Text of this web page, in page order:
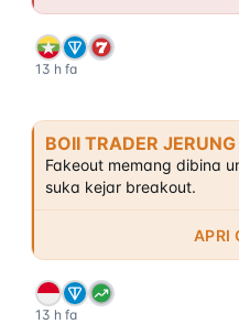
13 h fa
BOII TRADER JERUNG
Fakeout memang dibina
suka kejar breakout.
APRI
13 h fa